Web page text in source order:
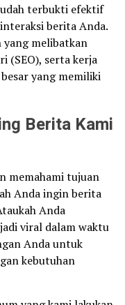
terbukti efektif
berita Anda.
yang melibatkan
(SEO), serta kerja
yang memiliki
Berita Kami
memahami tujuan
Anda ingin berita
Anda
viral dalam waktu
Anda untuk
kebutuhan